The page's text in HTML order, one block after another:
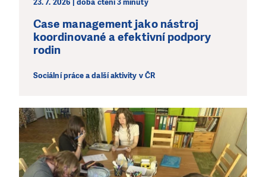
23. 7. 2026 | doba čtení 3 minuty
Case management jako nástroj
koordinované a efektivní podpory
rodin
Sociální práce a další aktivity v ČR
Klubu přátel, Vaše dary nám umožní pomoci vždy tam,
kde je to nejvíce potřeba.
DAROVAT DAROVAT PRAVIDELNĚ